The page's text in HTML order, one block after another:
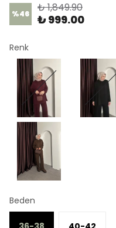
%46 ₺ 1,849.90
₺ 999.00
Renk
Beden